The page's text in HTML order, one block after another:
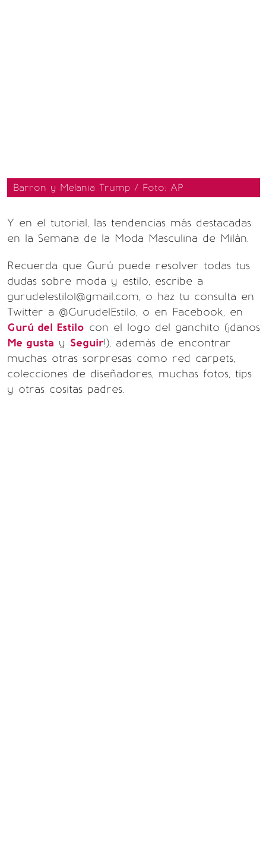
Barron y Melania Trump / Foto: AP
Y en el tutorial, las tendencias más destacadas
en la Semana de la Moda Masculina de Milán.
Recuerda que Gurú puede resolver todas tus
dudas sobre moda y estilo, escribe a
gurudelestilo1@gmail.com, o haz tu consulta en
Twitter a @GurudelEstilo, o en Facebook, en
Gurú del Estilo con el logo del ganchito (¡danos
Me gusta y Seguir!), además de encontrar
muchas otras sorpresas como red carpets,
colecciones de diseñadores, muchas fotos, tips
y otras cositas padres.